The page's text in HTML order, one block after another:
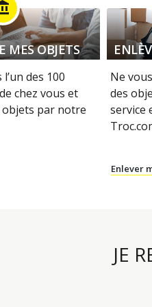
MES OBJETS
des 100
chez vous et
par notre
Ne
des
service
Enlever
JE